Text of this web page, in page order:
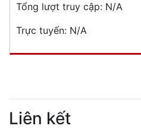
Tổng lượt truy cập: N/A
Trực tuyến: N/A
Liên kết